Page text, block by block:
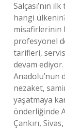
Salçası’nın
hangi
misafirlerinin
profesyonel
tarifleri,
devam
Anadolu’nun
nezaket,
yaşatmaya
önderliğinde
Çankırı,